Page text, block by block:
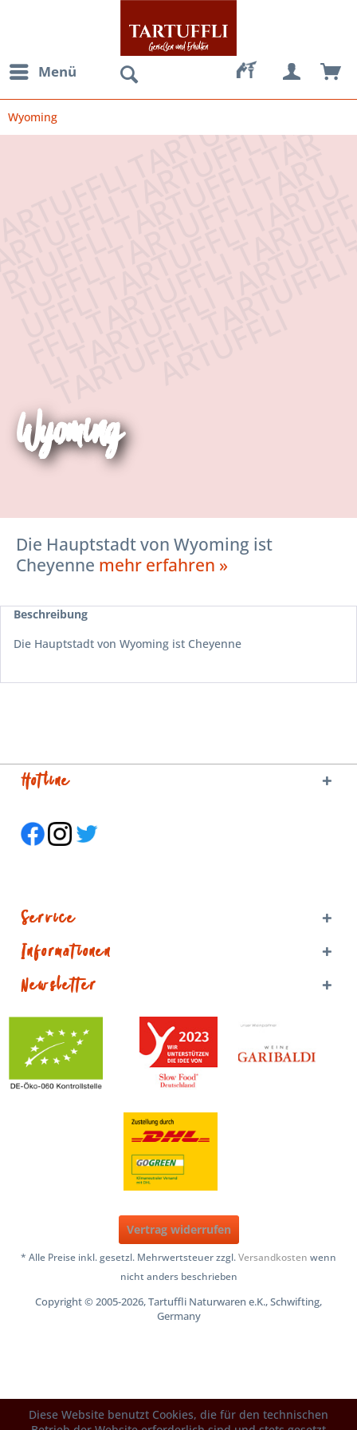
Menü
Wyoming
Wyoming
Die Hauptstadt von Wyoming ist
Cheyenne mehr erfahren »
Beschreibung
Die Hauptstadt von Wyoming ist Cheyenne
Hotline
Service
Informationen
Newsletter
Vertrag widerrufen
* Alle Preise inkl. gesetzl. Mehrwertsteuer zzgl.Versandkosten wenn
nicht anders beschrieben
Copyright © 2005-2026, Tartuffli Naturwaren e.K., Schwifting,
Germany
Diese Website benutzt Cookies, die für den technischen